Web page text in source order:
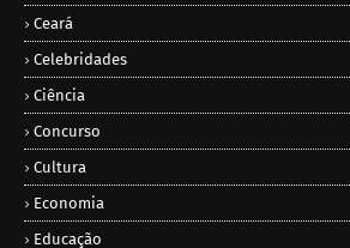
Ceará
Celebridades
Ciência
Concurso
Cultura
Economia
Educação